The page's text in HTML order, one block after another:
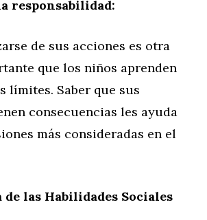
responsabilidad:
de sus acciones es otra
que los niños aprenden
límites. Saber que sus
consecuencias les ayuda
más consideradas en el
de las Habilidades Sociales